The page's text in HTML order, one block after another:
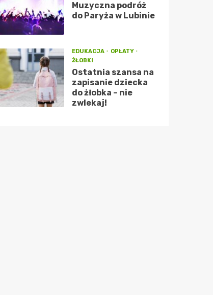
Muzyczna podróż
do Paryża w Lubinie
EDUKACJA
OPŁATY
ŻŁOBKI
Ostatnia szansa na
zapisanie dziecka
do żłobka – nie
zwlekaj!